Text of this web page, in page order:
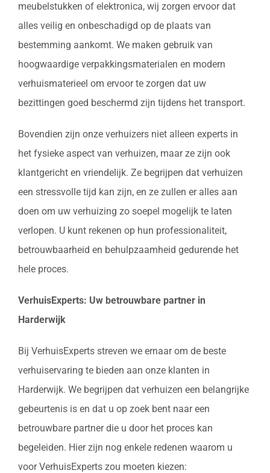
meubelstukken of elektronica, wij zorgen ervoor dat
alles veilig en onbeschadigd op de plaats van
bestemming aankomt. We maken gebruik van
hoogwaardige verpakkingsmaterialen en modern
verhuismaterieel om ervoor te zorgen dat uw
bezittingen goed beschermd zijn tijdens het transport.
Bovendien zijn onze verhuizers niet alleen experts in
het fysieke aspect van verhuizen, maar ze zijn ook
klantgericht en vriendelijk. Ze begrijpen dat verhuizen
een stressvolle tijd kan zijn, en ze zullen er alles aan
doen om uw verhuizing zo soepel mogelijk te laten
verlopen. U kunt rekenen op hun professionaliteit,
betrouwbaarheid en behulpzaamheid gedurende het
hele proces.
VerhuisExperts: Uw betrouwbare partner in
Harderwijk
Bij VerhuisExperts streven we ernaar om de beste
verhuiservaring te bieden aan onze klanten in
Harderwijk. We begrijpen dat verhuizen een belangrijke
gebeurtenis is en dat u op zoek bent naar een
betrouwbare partner die u door het proces kan
begeleiden. Hier zijn nog enkele redenen waarom u
voor VerhuisExperts zou moeten kiezen: